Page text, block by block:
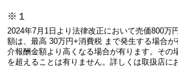
※１
2024年7月1日より法律改正において売価800万
額は、最高 30万円+消費税 まで発生する場合
介報酬金額より高くなる場合が有ります。その
を超えることは有りません。詳しくは取扱店に